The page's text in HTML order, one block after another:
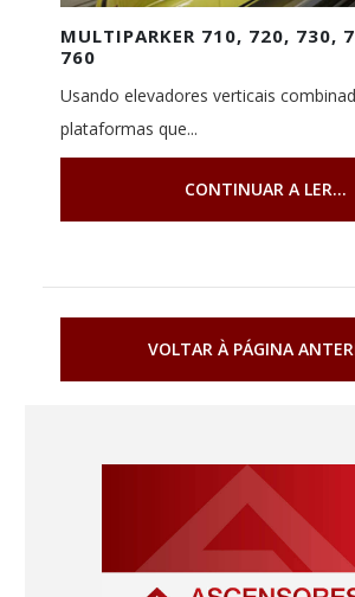
MULTIPARKER 710, 720, 730,
760
Usando elevadores verticais
plataformas que...
CONTINUAR A LER...
VOLTAR À PÁGINA